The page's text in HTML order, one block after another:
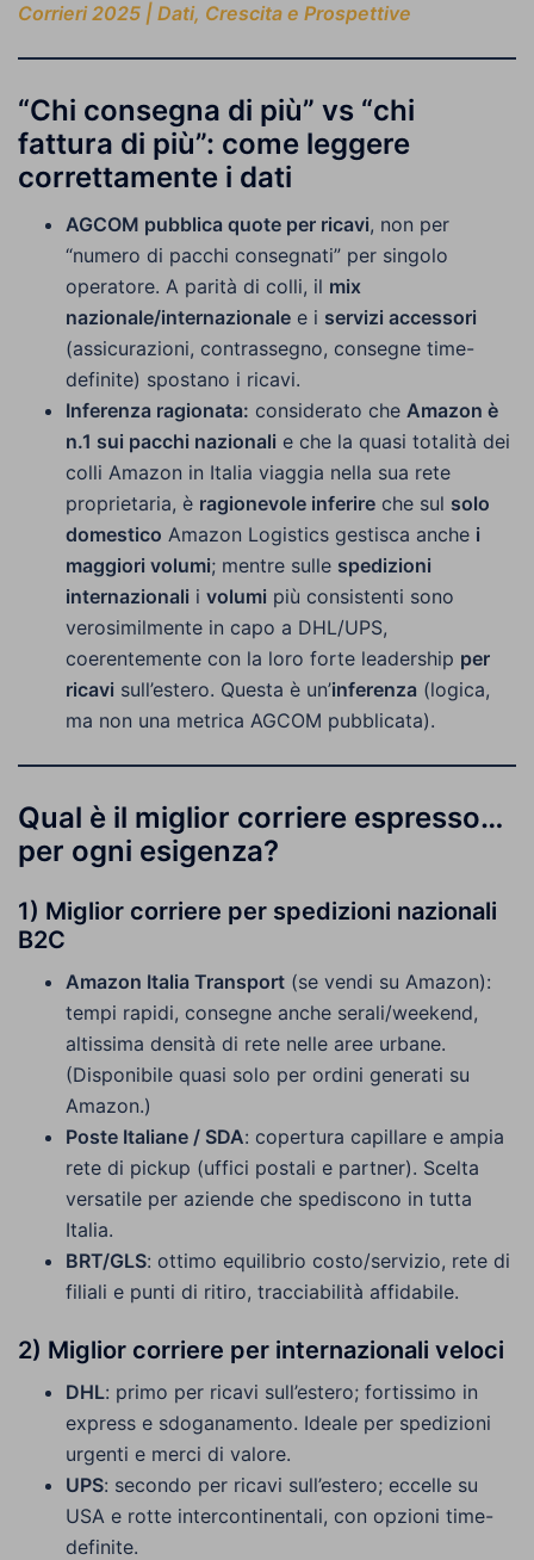
Corrieri 2025 | Dati, Crescita e Prospettive
“Chi consegna di più” vs “chi
fattura di più”: come leggere
correttamente i dati
AGCOM pubblica quote per ricavi, non per
“numero di pacchi consegnati” per singolo
operatore. A parità di colli, il mix
nazionale/internazionale e i servizi accessori
(assicurazioni, contrassegno, consegne time-
definite) spostano i ricavi.
Inferenza ragionata: considerato che Amazon è
n.1 sui pacchi nazionali e che la quasi totalità dei
colli Amazon in Italia viaggia nella sua rete
proprietaria, è ragionevole inferire che sul solo
domestico Amazon Logistics gestisca anche i
maggiori volumi; mentre sulle spedizioni
internazionali i volumi più consistenti sono
verosimilmente in capo a DHL/UPS,
coerentemente con la loro forte leadership per
ricavi sull’estero. Questa è un’inferenza (logica,
ma non una metrica AGCOM pubblicata).
Qual è il miglior corriere espresso…
per ogni esigenza?
1) Miglior corriere per spedizioni nazionali
B2C
Amazon Italia Transport (se vendi su Amazon):
tempi rapidi, consegne anche serali/weekend,
altissima densità di rete nelle aree urbane.
(Disponibile quasi solo per ordini generati su
Amazon.)
Poste Italiane / SDA: copertura capillare e ampia
rete di pickup (uffici postali e partner). Scelta
versatile per aziende che spediscono in tutta
Italia.
BRT/GLS: ottimo equilibrio costo/servizio, rete di
filiali e punti di ritiro, tracciabilità affidabile.
2) Miglior corriere per internazionali veloci
DHL: primo per ricavi sull’estero; fortissimo in
express e sdoganamento. Ideale per spedizioni
urgenti e merci di valore.
UPS: secondo per ricavi sull’estero; eccelle su
USA e rotte intercontinentali, con opzioni time-
definite.